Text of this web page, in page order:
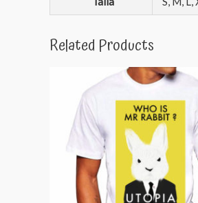
Related Products